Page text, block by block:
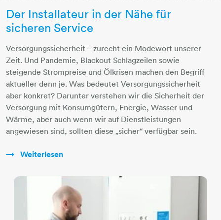
Der Installateur in der Nähe für
sicheren Service
Versorgungssicherheit – zurecht ein Modewort unserer
Zeit. Und Pandemie, Blackout Schlagzeilen sowie
steigende Strompreise und Ölkrisen machen den Begriff
aktueller denn je. Was bedeutet Versorgungssicherheit
aber konkret? Darunter verstehen wir die Sicherheit der
Versorgung mit Konsumgütern, Energie, Wasser und
Wärme, aber auch wenn wir auf Dienstleistungen
angewiesen sind, sollten diese „sicher“ verfügbar sein.
Weiterlesen